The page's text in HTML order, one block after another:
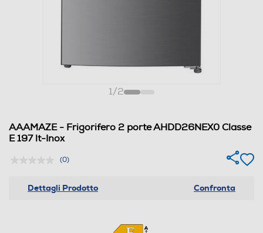
1/2
AAAMAZE - Frigorifero 2 porte AHDD26NEX0 Classe
E 197 lt-Inox
(0)
Dettagli Prodotto Confronta